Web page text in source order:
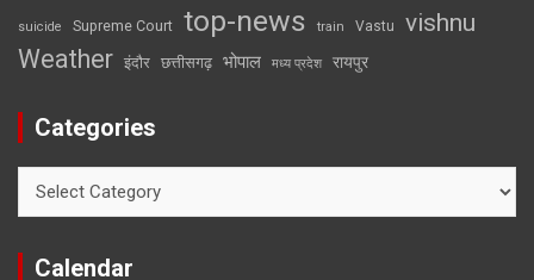
suicide Supreme Court top-news train Vastu vishnu
Weather इंदौर छत्तीसगढ़ भोपाल मध्य प्रदेश रायपुर
Categories
Calendar